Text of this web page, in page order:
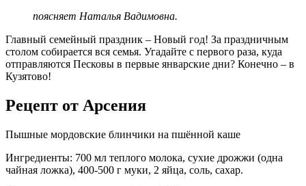
поясняет Наталья Вадимовна.
Главный семейный праздник – Новый год! За праздничным
столом собирается вся семья. Угадайте с первого раза, куда
отправляются Песковы в первые январские дни? Конечно – в
Кузятово!
Рецепт от Арсения
Пышные мордовские блинчики на пшённой каше
Ингредиенты: 700 мл теплого молока, сухие дрожжи (одна
чайная ложка), 400-­500 г муки, 2 яйца, соль, сахар.